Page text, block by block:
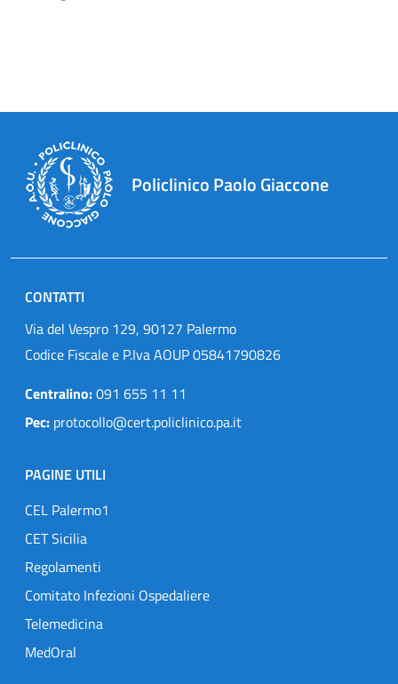
Policlinico Paolo Giaccone
CONTATTI
Via del Vespro 129, 90127 Palermo
Codice Fiscale e P.Iva AOUP 05841790826
Centralino:091 655 11 11
Pec: protocollo@cert.policlinico.pa.it
PAGINE UTILI
CEL Palermo1
CET Sicilia
Regolamenti
Comitato Infezioni Ospedaliere
Telemedicina
MedOral